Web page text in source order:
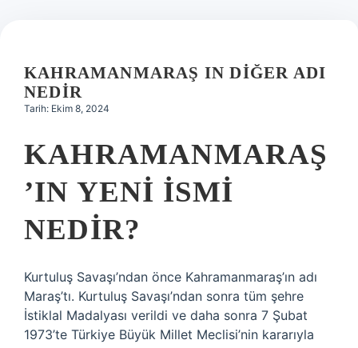
Hakkımızda
KAHRAMANMARAŞ IN DIĞER ADI
NEDIR
Tarih: Ekim 8, 2024
KAHRAMANMARAŞ
’IN YENI ISMI
NEDIR?
Kurtuluş Savaşı’ndan önce Kahramanmaraş’ın adı
Maraş’tı. Kurtuluş Savaşı’ndan sonra tüm şehre
İstiklal Madalyası verildi ve daha sonra 7 Şubat
1973’te Türkiye Büyük Millet Meclisi’nin kararıyla